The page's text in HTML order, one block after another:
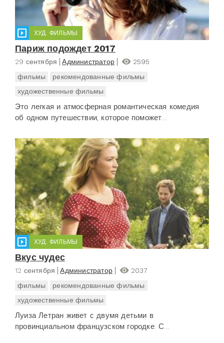
ХУД. ФИЛЬМЫ
Париж подождет 2017
29 сентября Администратор
2595
фильмы
рекомендованные фильмы
художественные фильмы
Это легкая и атмосферная романтическая комедия
об одном путешествии, которое поможет...
ХУД. ФИЛЬМЫ
Вкус чудес
12 сентября Администратор
2037
фильмы
рекомендованные фильмы
художественные фильмы
Луиза Летран живет с двумя детьми в
провинциальном французском городке. С...